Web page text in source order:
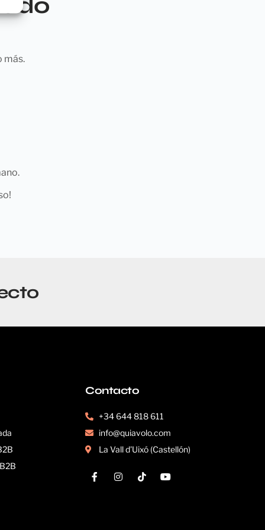
más.
Contacto
+34 644 818 611
info@quiavolo.com
La Vall d'Uixó (Castellón)